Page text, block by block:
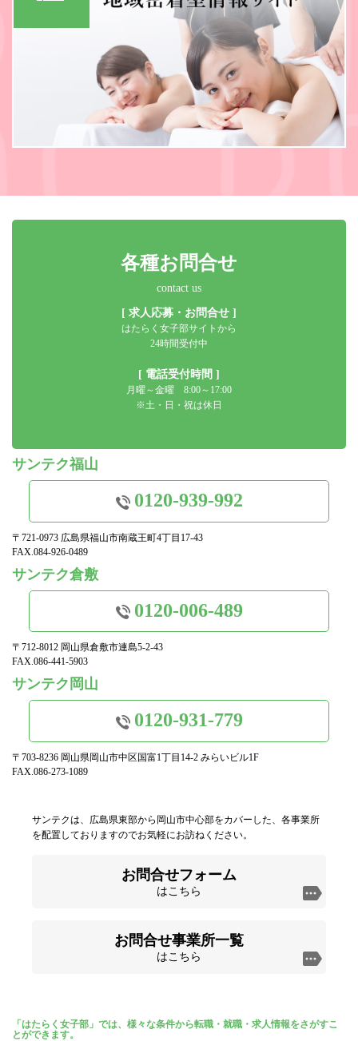
各種お問合せ
contact us
[ 求人応募・お問合せ ]
はたらく女子部サイトから
24時間受付中
[ 電話受付時間 ]
月曜～金曜 8:00～17:00
※土・日・祝は休日
サンテク福山
0120-939-992
〒721-0973 広島県福山市南蔵王町4丁目17-43
FAX.084-926-0489
サンテク倉敷
0120-006-489
〒712-8012 岡山県倉敷市連島5-2-43
FAX.086-441-5903
サンテク岡山
0120-931-779
〒703-8236 岡山県岡山市中区国富1丁目14-2 みらいビル1F
FAX.086-273-1089
サンテクは、広島県東部から岡山市中心部をカバーした、各事業所
を配置しておりますのでお気軽にお訪ねください。
お問合せフォーム
はこちら
お問合せ事業所一覧
はこちら
「はたらく女子部」では、様々な条件から転職・就職・求人情報をさがすこ
とができます。